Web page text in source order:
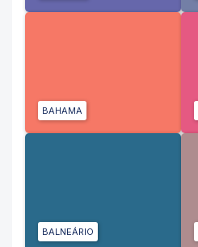
BAHAMA
BALNEÁRIO